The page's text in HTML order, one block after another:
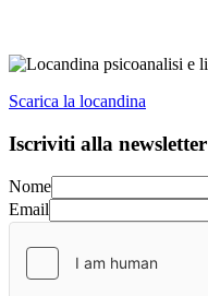
Scarica la locandina
Iscriviti alla newsletter
Nome
Email